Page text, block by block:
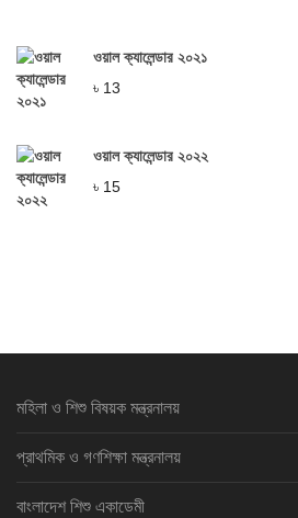
ওয়াল ক্যালেন্ডার ২০২১
৳ 13
ওয়াল ক্যালেন্ডার ২০২২
৳ 15
মহিলা ও শিশু বিষয়ক মন্ত্রনালয়
প্রাথমিক ও গণশিক্ষা মন্ত্রনালয়
বাংলাদেশ শিশু একাডেমী